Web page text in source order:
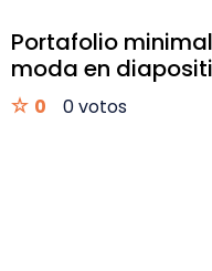
Portafolio
moda en
0 0 votos